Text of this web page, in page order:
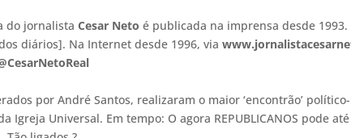
do jornalistaCesar Netoé publicada na imprensa desde 1993.
diários]. Na Internet desde 1996, via
por André Santos, realizaram o maior ‘encontrão’
Igreja Universal. Em tempo: O agora REPUBLICANOS pode